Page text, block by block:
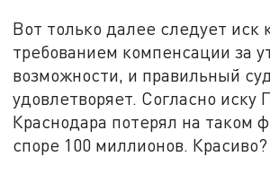
Вот только далее следует иск
требованием компенсации за
возможности, и правильный
удовлетворяет. Согласно иску
Краснодара потерял на таком
споре 100 миллионов.